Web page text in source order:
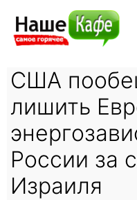
США
лишить
России за
Израиля